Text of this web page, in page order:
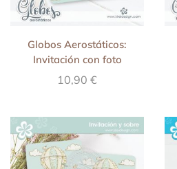
Globos Aerostáticos:
Invitación con foto
10,90 €